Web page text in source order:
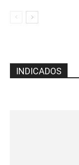
INDICADOS